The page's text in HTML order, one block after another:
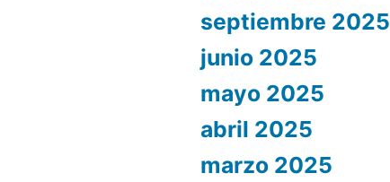
septiembre 2025
junio 2025
mayo 2025
abril 2025
marzo 2025